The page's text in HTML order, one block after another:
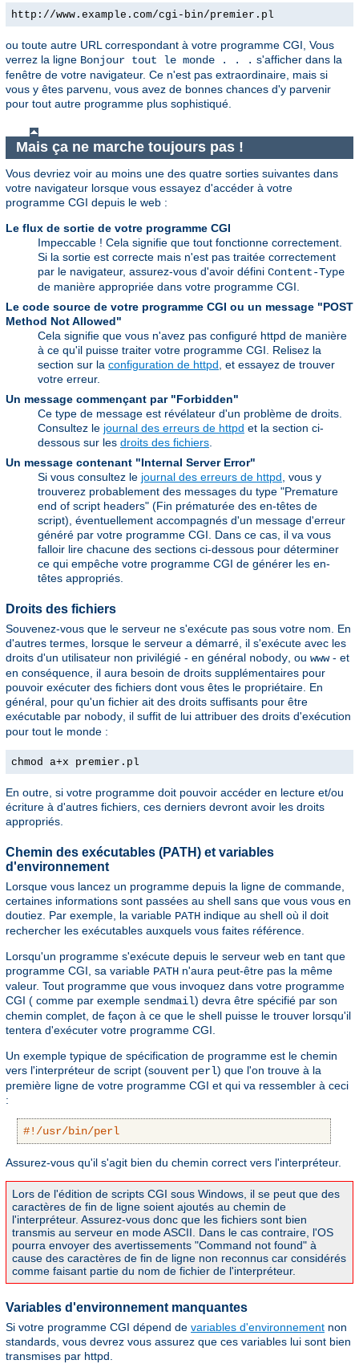
http://www.example.com/cgi-bin/premier.pl
ou toute autre URL correspondant à votre programme CGI, Vous
verrez la ligne Bonjour tout le monde . . . s'afficher dans la
fenêtre de votre navigateur. Ce n'est pas extraordinaire, mais si
vous y êtes parvenu, vous avez de bonnes chances d'y parvenir
pour tout autre programme plus sophistiqué.
Mais ça ne marche toujours pas !
Vous devriez voir au moins une des quatre sorties suivantes dans
votre navigateur lorsque vous essayez d'accéder à votre
programme CGI depuis le web :
Le flux de sortie de votre programme CGI
Impeccable ! Cela signifie que tout fonctionne correctement.
Si la sortie est correcte mais n'est pas traitée correctement
par le navigateur, assurez-vous d'avoir défini Content-Type
de manière appropriée dans votre programme CGI.
Le code source de votre programme CGI ou un message "POST
Method Not Allowed"
Cela signifie que vous n'avez pas configuré httpd de manière
à ce qu'il puisse traiter votre programme CGI. Relisez la
section sur la configuration de httpd , et essayez de trouver
votre erreur.
Un message commençant par "Forbidden"
Ce type de message est révélateur d'un problème de droits.
Consultez le journal des erreurs de httpd et la section ci-
dessous sur les droits des fichiers
Un message contenant "Internal Server Error"
Si vous consultez le journal des erreurs de httpd , vous y
trouverez probablement des messages du type "Premature
end of script headers" (Fin prématurée des en-têtes de
script), éventuellement accompagnés d'un message d'erreur
généré par votre programme CGI. Dans ce cas, il va vous
falloir lire chacune des sections ci-dessous pour déterminer
ce qui empêche votre programme CGI de générer les en-
têtes appropriés.
Droits des fichiers
Souvenez-vous que le serveur ne s'exécute pas sous votre nom. En
d'autres termes, lorsque le serveur a démarré, il s'exécute avec les
droits d'un utilisateur non privilégié - en général nobody , ou www- et
en conséquence, il aura besoin de droits supplémentaires pour
pouvoir exécuter des fichiers dont vous êtes le propriétaire. En
général, pour qu'un fichier ait des droits suffisants pour être
exécutable par nobody , il suffit de lui attribuer des droits d'exécution
pour tout le monde :
chmod a+x premier.pl
En outre, si votre programme doit pouvoir accéder en lecture et/ou
écriture à d'autres fichiers, ces derniers devront avoir les droits
appropriés.
Chemin des exécutables (PATH) et variables
d'environnement
Lorsque vous lancez un programme depuis la ligne de commande,
certaines informations sont passées au shell sans que vous vous en
doutiez. Par exemple, la variable PATH indique au shell où il doit
rechercher les exécutables auxquels vous faites référence.
Lorsqu'un programme s'exécute depuis le serveur web en tant que
programme CGI, sa variable PATH n'aura peut-être pas la même
valeur. Tout programme que vous invoquez dans votre programme
CGI ( comme par exemple sendmail) devra être spécifié par son
chemin complet, de façon à ce que le shell puisse le trouver lorsqu'il
tentera d'exécuter votre programme CGI.
Un exemple typique de spécification de programme est le chemin
vers l'interpréteur de script (souvent perl) que l'on trouve à la
première ligne de votre programme CGI et qui va ressembler à ceci
:
#!/usr/bin/perl
Assurez-vous qu'il s'agit bien du chemin correct vers l'interpréteur.
Lors de l'édition de scripts CGI sous Windows, il se peut que des
caractères de fin de ligne soient ajoutés au chemin de
l'interpréteur. Assurez-vous donc que les fichiers sont bien
transmis au serveur en mode ASCII. Dans le cas contraire, l'OS
pourra envoyer des avertissements "Command not found" à
cause des caractères de fin de ligne non reconnus car considérés
comme faisant partie du nom de fichier de l'interpréteur.
Variables d'environnement manquantes
Si votre programme CGI dépend de variables d'environnement non
standards, vous devrez vous assurez que ces variables lui sont bien
transmises par httpd.